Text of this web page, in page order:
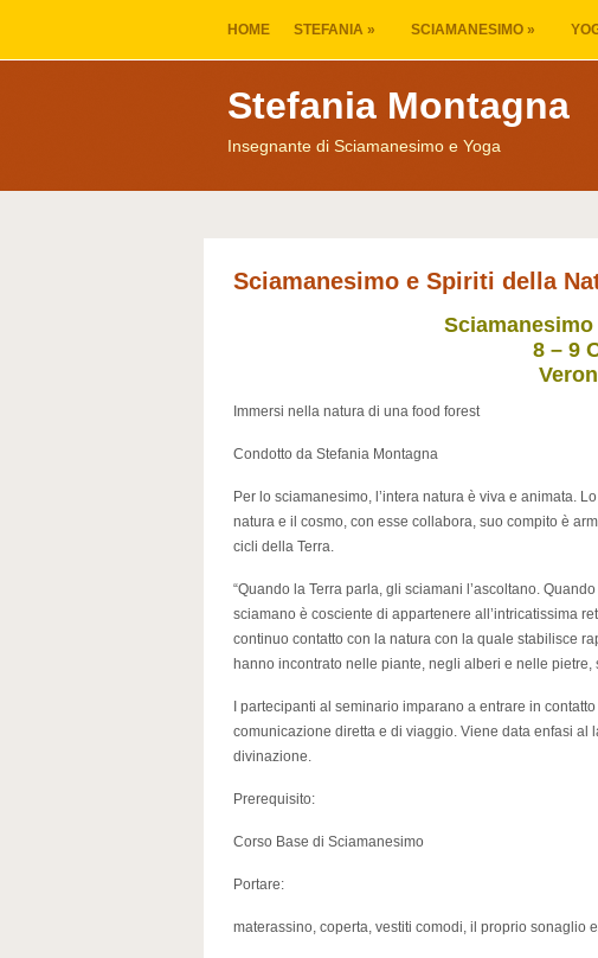
HOME STEFANIA » SCIAMANESIMO »
Stefania Montagna
Insegnante di Sciamanesimo e Yoga
Sciamanesimo e Spiriti della
8 – 9
Immersi nella natura di una food forest
Condotto da Stefania Montagna
Per lo sciamanesimo, l’intera natura è viva e animata.
natura e il cosmo, con esse collabora, suo compito è
cicli della Terra.
“Quando la Terra parla, gli sciamani l’ascoltano.
sciamano è cosciente di appartenere all’intricatissima
continuo contatto con la natura con la quale stabilisce
hanno incontrato nelle piante, negli alberi e nelle
I partecipanti al seminario imparano a entrare in
comunicazione diretta e di viaggio. Viene data enfasi
divinazione.
Prerequisito:
Corso Base di Sciamanesimo
Portare:
materassino, coperta, vestiti comodi, il proprio sonaglio